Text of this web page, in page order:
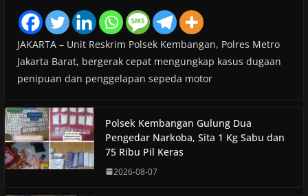
JAKARTA – Unit Reskrim Polsek Kembangan, Polres Metro
Jakarta Barat, bergerak cepat mengungkap kasus dugaan
penipuan dan penggelapan sepeda motor
Polsek Kembangan Gulung Dua
Pengedar Narkoba, Sita 1 Kg Sabu dan
75 Ribu Pil Keras
2026-08-07